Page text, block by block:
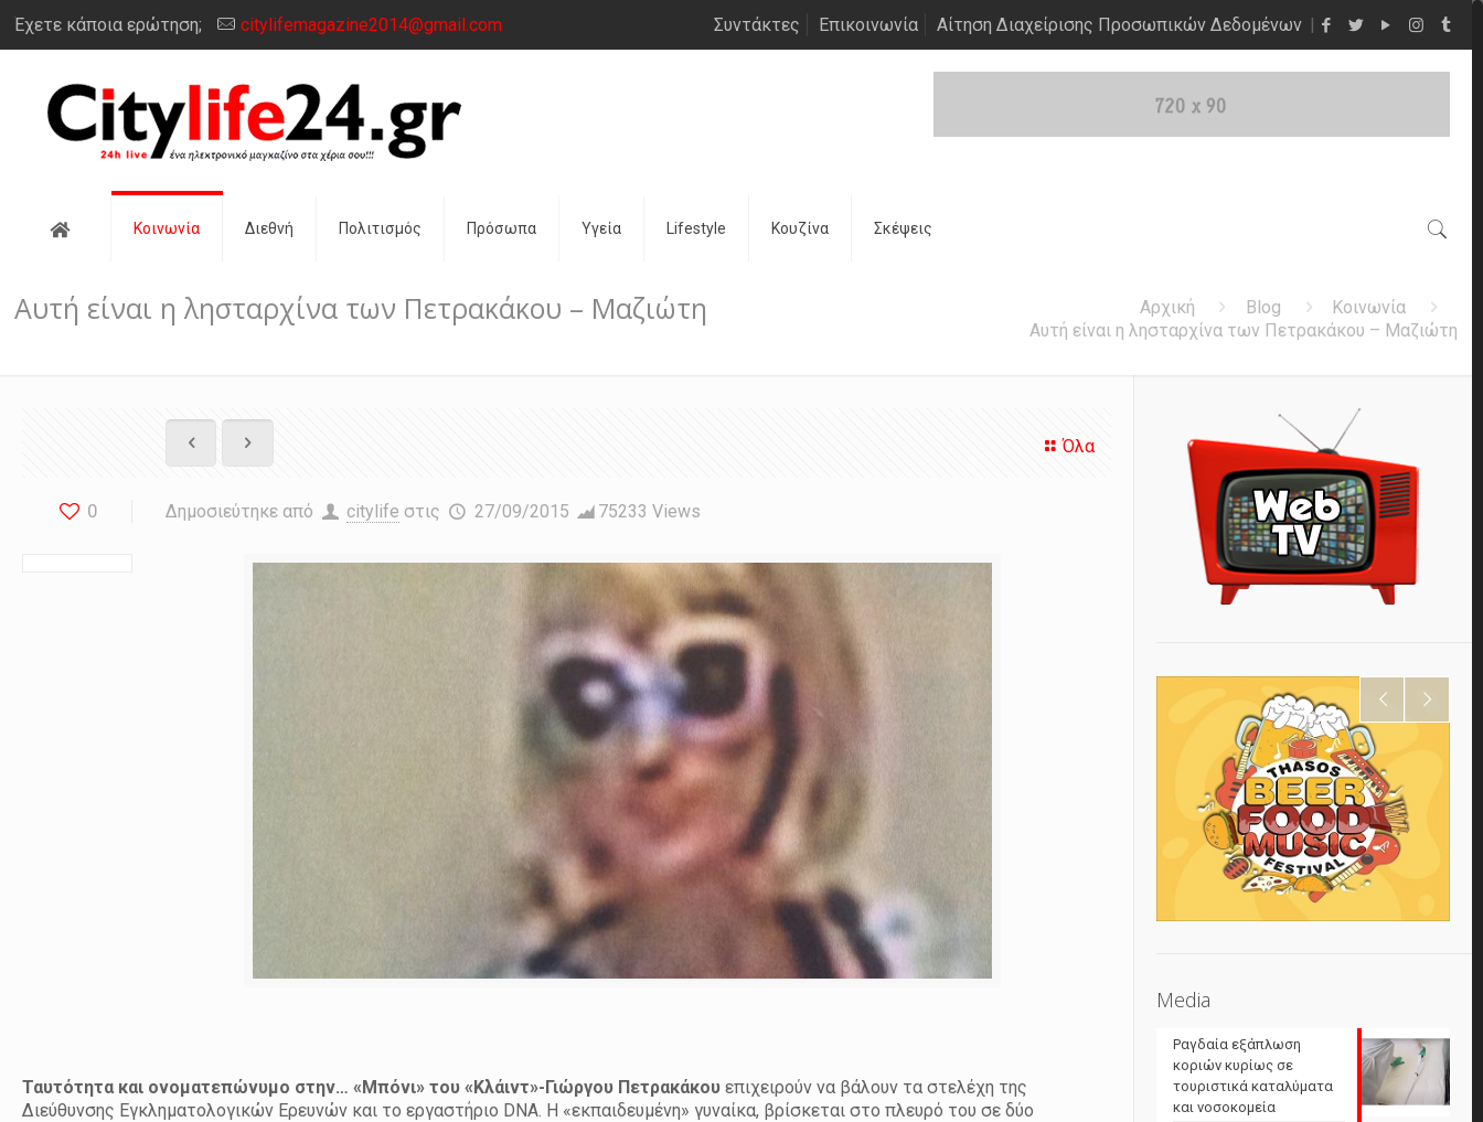
Έχετε κάποια ερώτηση; citylifemagazine2014@gmail.com Συντάκτες Επικοινωνία Αίτηση Διαχείρισης Προσωπικών Δεδομένων
Αρχική Κοινωνία Διεθνή Πολιτισμός Πρόσωπα Υγεία Lifestyle Κουζίνα Σκέψεις
Αυτή είναι η λησταρχίνα των Πετρακάκου – Μαζιώτη Αρχική Blog
Κοινωνία
Αυτή είναι η λησταρχίνα των Πετρακάκου – Μαζιώτη
Όλα
0 Δημοσιεύτηκε από citylife στις 27/09/2015 75233 Views
Ταυτότητα και ονοματεπώνυμο στην… «Μπόνι» του «Κλάιντ»-Γιώργου Πετρακάκουεπιχειρούν να βάλουν τα στελέχη της
Διεύθυνσης Εγκληματολογικών Ερευνών και το εργαστήριο DNA. Η «εκπαιδευμένη» γυναίκα, βρίσκεται στο πλευρό του σε δύο
Media
Ραγδαία εξάπλωση
κοριών κυρίως σε
τουριστικά καταλύματα
και νοσοκομεία